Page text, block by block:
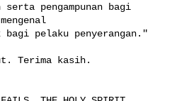
pengampunan bagi
pelaku penyerangan."
Terima kasih.